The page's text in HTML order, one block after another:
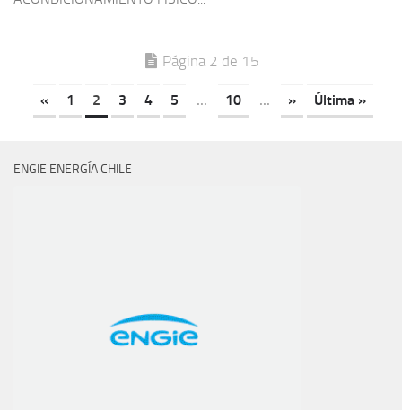
Página 2 de 15
« 1 2 3 4 5 ... 10 ... » Última »
ENGIE ENERGÍA CHILE